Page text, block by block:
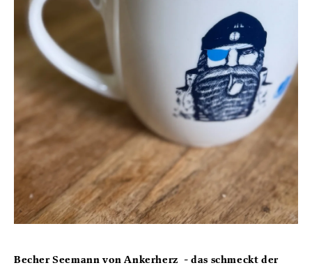
Becher Seemann von Ankerherz - das schmeckt der